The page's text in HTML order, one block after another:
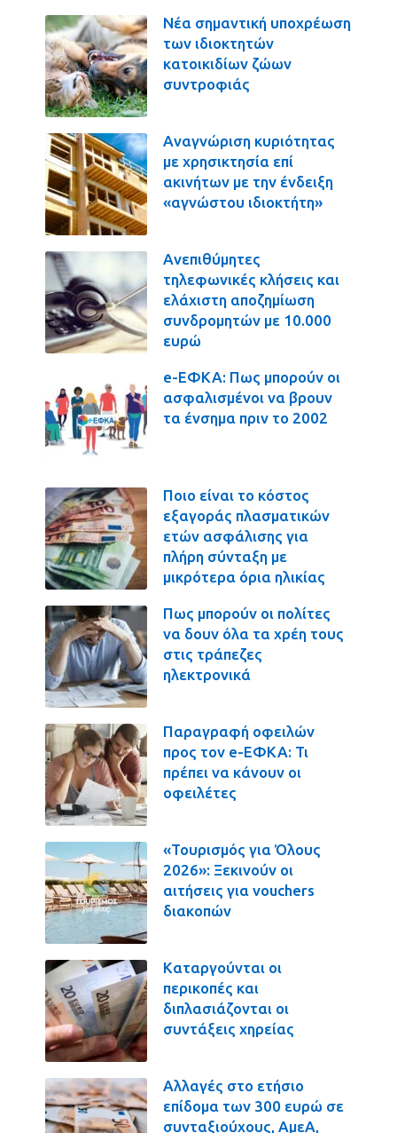
Νέα σημαντική υποχρέωση
των ιδιοκτητών
κατοικιδίων ζώων
συντροφιάς
Αναγνώριση κυριότητας
με χρησικτησία επί
ακινήτων με την ένδειξη
«αγνώστου ιδιοκτήτη»
Ανεπιθύμητες
τηλεφωνικές κλήσεις και
ελάχιστη αποζημίωση
συνδρομητών με 10.000
ευρώ
e-ΕΦΚΑ: Πως μπορούν οι
ασφαλισμένοι να βρουν
τα ένσημα πριν το 2002
Ποιο είναι το κόστος
εξαγοράς πλασματικών
ετών ασφάλισης για
πλήρη σύνταξη με
μικρότερα όρια ηλικίας
Πως μπορούν οι πολίτες
να δουν όλα τα χρέη τους
στις τράπεζες
ηλεκτρονικά
Παραγραφή οφειλών
προς τον e-ΕΦΚΑ: Τι
πρέπει να κάνουν οι
οφειλέτες
«Τουρισμός για Όλους
2026»: Ξεκινούν οι
αιτήσεις για vouchers
διακοπών
Καταργούνται οι
περικοπές και
διπλασιάζονται οι
συντάξεις χηρείας
Αλλαγές στο ετήσιο
επίδομα των 300 ευρώ σε
συνταξιούχους, ΑμεΑ,